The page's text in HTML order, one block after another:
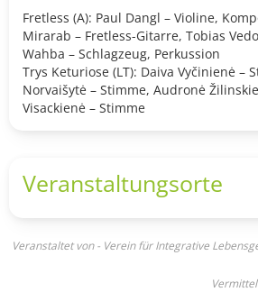
Fretless (A): Paul Dangl – Violine,
Mirarab – Fretless-Gitarre, Tobias
Wahba – Schlagzeug, Perkussion
Trys Keturiose (LT): Daiva Vyčinienė –
Norvaišytė – Stimme, Audronė
Visackienė – Stimme
Veranstaltungsorte
Veranstaltet von - Verein für Integrative